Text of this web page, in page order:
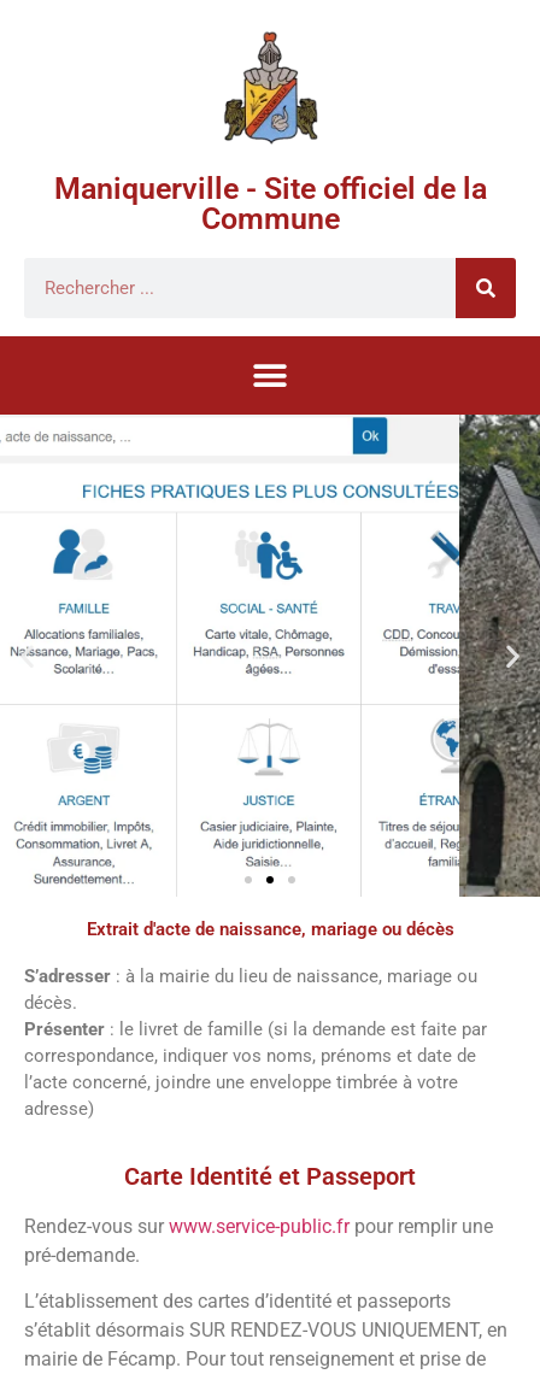
Maniquerville - Site officiel de la
Commune
Démarches
administratives
Faîtes vos démarches en ligne sur notre
site en cliquant sur le bouton ci-dessous
Extrait d'acte de naissance, mariage ou décès
S’adresser : à la mairie du lieu de naissance, mariage ou
décès.
Présenter : le livret de famille (si la demande est faite par
correspondance, indiquer vos noms, prénoms et date de
l’acte concerné, joindre une enveloppe timbrée à votre
adresse)
Carte Identité et Passeport
Rendez-vous sur www.service-public.frpour remplir une
pré-demande.
L’établissement des cartes d’identité et passeports
s’établit désormais SUR RENDEZ-VOUS UNIQUEMENT, en
mairie de Fécamp. Pour tout renseignement et prise de